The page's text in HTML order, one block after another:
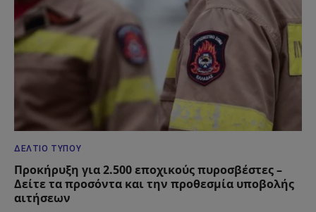
ΔΕΛΤΊΟ ΤΎΠΟΥ
Προκήρυξη για 2.500 εποχικούς πυροσβέστες –
Δείτε τα προσόντα και την προθεσμία υποβολής
αιτήσεων